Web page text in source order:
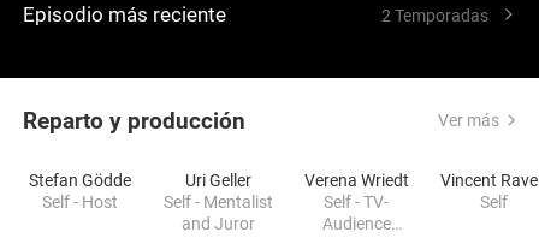
Episodio más reciente 2 Temporadas
Reparto y producción Ver más
Stefan Gödde
Self - Host
Uri Geller
Self - Mentalist
and Juror
Verena Wriedt
Self - TV-
Audience
Vincent
Self